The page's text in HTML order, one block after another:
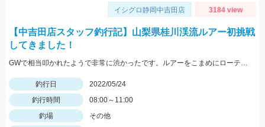
イシグロ静岡中吉田店 3184 view
【中吉田店スタッフ釣行記】山梨県桂川渓流ルアー初挑戦
してきました！
GWで相当叩かれたようで非常に渋かったです。ルアーをこまめにローテーションして何とかニジマスに出会えました。
釣行日
2022/05/24
釣行時間
08:00～11:00
釣場
その他